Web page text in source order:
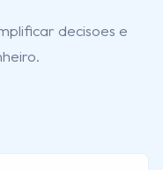
decisoes e